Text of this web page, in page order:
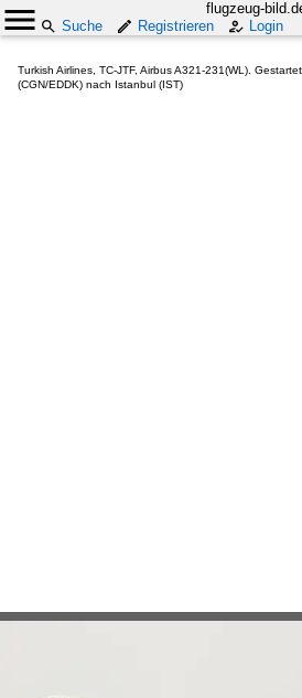
flugzeug-
Suche
Registrieren Login
Turkish Airlines, TC-JTF, Airbus A321-231(WL).
(CGN/EDDK) nach Istanbul (IST)